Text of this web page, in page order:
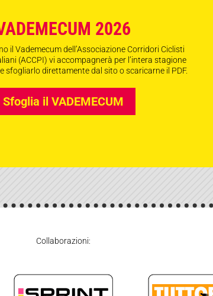
2026
il Vademecum dell’Associazione Corridori Ciclisti
(ACCPI) vi accompagnerà per l’intera stagione
sfogliarlo direttamente dal sito o scaricarne il PDF.
Sfoglia il VADEMECUM
Collaborazioni: